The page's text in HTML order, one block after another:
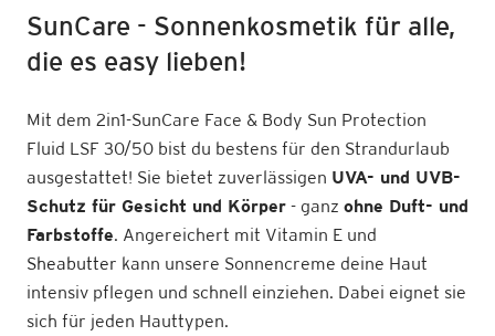
SunCare - Sonnenkosmetik für alle,
die es easy lieben!
Mit dem 2in1-SunCare Face & Body Sun Protection
Fluid LSF 30/50 bist du bestens für den Strandurlaub
ausgestattet! Sie bietet zuverlässigen UVA- und UVB-
Schutz für Gesicht und Körper - ganz ohne Duft- und
Farbstoffe. Angereichert mit Vitamin E und
Sheabutter kann unsere Sonnencreme deine Haut
intensiv pflegen und schnell einziehen. Dabei eignet sie
sich für jeden Hauttypen.